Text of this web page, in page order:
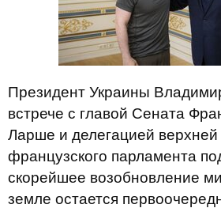
Президент Украины
встрече с главой Сената
Ларше и делегацией
французского парламента
скорейшее возобновление
земле остается